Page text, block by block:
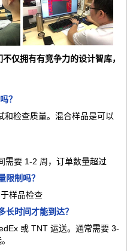
仅拥有有竞争力的设计智库，
？
和检查质量。混合样品是可以
需要 1-2 周，订单数量超过
限制吗？
样品检查
长时间才能到达？
或 TNT 运送。通常需要 3-